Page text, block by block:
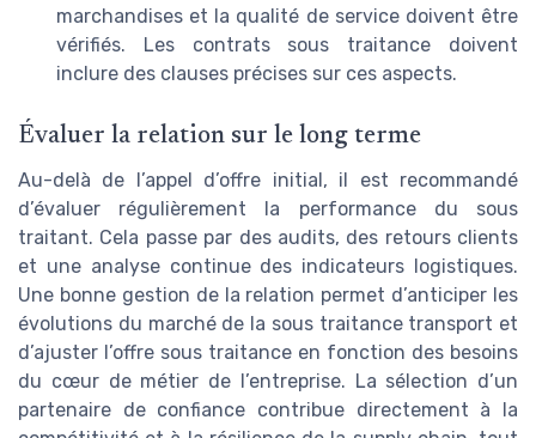
marchandises et la qualité de service doivent être
vérifiés. Les contrats sous traitance doivent
inclure des clauses précises sur ces aspects.
Évaluer la relation sur le long terme
Au-delà de l’appel d’offre initial, il est recommandé
d’évaluer régulièrement la performance du sous
traitant. Cela passe par des audits, des retours clients
et une analyse continue des indicateurs logistiques.
Une bonne gestion de la relation permet d’anticiper les
évolutions du marché de la sous traitance transport et
d’ajuster l’offre sous traitance en fonction des besoins
du cœur de métier de l’entreprise. La sélection d’un
partenaire de confiance contribue directement à la